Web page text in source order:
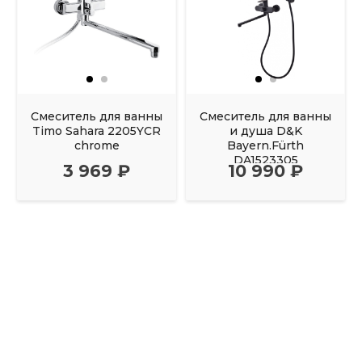
Смеситель для ванны
Timo Sahara 2205YCR
chrome
3 969 ₽
Смеситель для ванны
и душа D&K
Bayern.Fürth
DA1523305
10 990 ₽